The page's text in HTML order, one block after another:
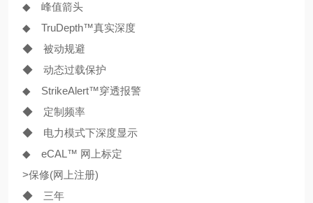
◆ 峰值箭头
◆ TruDepth™真实深度
◆ 被动规避
◆ 动态过载保护
◆ StrikeAlert™穿透报警
◆ 定制频率
◆ 电力模式下深度显示
◆ eCAL™ 网上标定
>保修(网上注册)
◆ 三年